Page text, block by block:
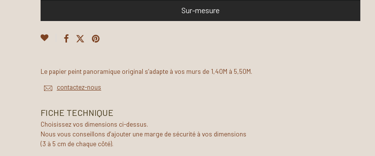
Sur-mesure
Le papier peint panoramique original s’adapte à vos murs de 1,40M à 5,50M.
contactez-nous
FICHE TECHNIQUE
Choisissez vos dimensions ci-dessus.
Nous vous conseillons d’ajouter une marge de sécurité à vos dimensions
(3 à 5 cm de chaque côté).